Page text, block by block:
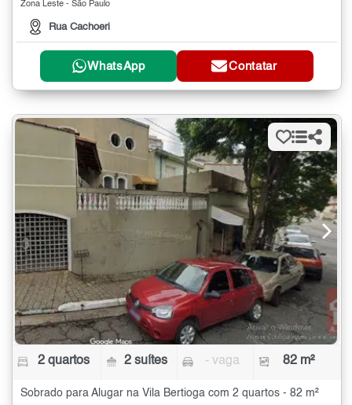
Zona Leste - São Paulo
Rua Cachoeri
WhatsApp Contatar
2 quartos 2 suítes - vaga 82 m²
Sobrado para Alugar na Vila Bertioga com 2 quartos - 82 m²